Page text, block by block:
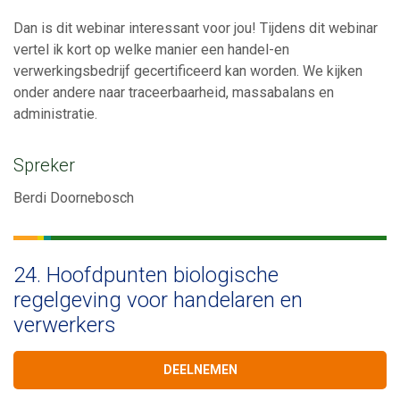
Dan is dit webinar interessant voor jou! Tijdens dit webinar
vertel ik kort op welke manier een handel-en
verwerkingsbedrijf gecertificeerd kan worden. We kijken
onder andere naar traceerbaarheid, massabalans en
administratie.
Spreker
Berdi Doornebosch
24. Hoofdpunten biologische
regelgeving voor handelaren en
verwerkers
DEELNEMEN